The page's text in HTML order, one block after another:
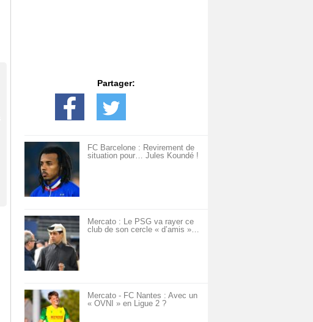
Partager:
FC Barcelone : Revirement de
situation pour… Jules Koundé !
Mercato : Le PSG va rayer ce
club de son cercle « d’amis »…
Mercato - FC Nantes : Avec un
« OVNI » en Ligue 2 ?